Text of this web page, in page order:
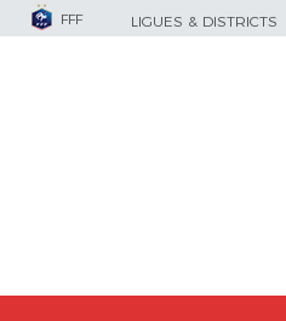
FFF LIGUES & DISTRICTS